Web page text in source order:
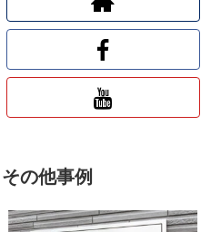
その他事例